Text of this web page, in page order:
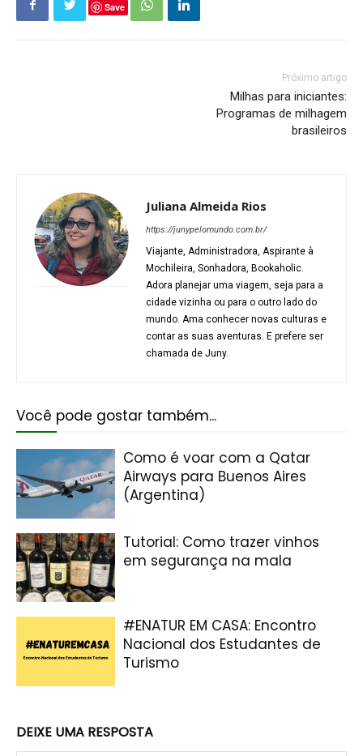
Save
Próximo artigo
Milhas para iniciantes:
Programas de milhagem
brasileiros
Juliana Almeida Rios
https://junypelomundo.com.br/
Viajante, Administradora, Aspirante à
Mochileira, Sonhadora, Bookaholic.
Adora planejar uma viagem, seja para a
cidade vizinha ou para o outro lado do
mundo. Ama conhecer novas culturas e
contar as suas aventuras. E prefere ser
chamada de Juny.
Você pode gostar também...
Como é voar com a Qatar
Airways para Buenos Aires
(Argentina)
Tutorial: Como trazer vinhos
em segurança na mala
#ENATUR EM CASA: Encontro
Nacional dos Estudantes de
Turismo
DEIXE UMA RESPOSTA